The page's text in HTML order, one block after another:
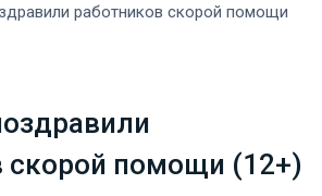
работников скорой помощи
скорой помощи (12+)